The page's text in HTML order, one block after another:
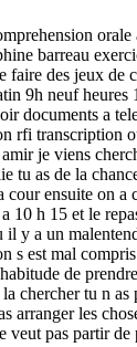
barreau
des jeux
9h neuf
documents a
je viens
as de la
ensuite on
h 15 et le
y a un
est mal
de
tu n
les
pas partir